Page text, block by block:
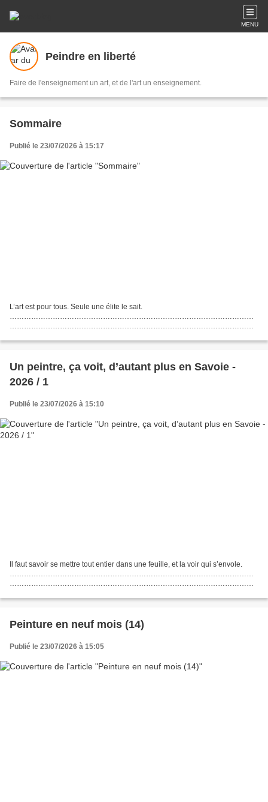
MENU
Peindre en liberté
Faire de l'enseignement un art, et de l'art un enseignement.
Sommaire
Publié le 23/07/2026 à 15:17
L’art est pour tous. Seule une élite le sait.
…………………………………………………………………………………………
…………………………………………………………………………………………
……………………………. Les...
Un peintre, ça voit, d’autant plus en Savoie -
2026 / 1
Publié le 23/07/2026 à 15:10
Il faut savoir se mettre tout entier dans une feuille, et la voir qui s’envole.
…………………………………………………………………………………………
…………………………………………………………………………………………
…………………………………………………………………………………………
………………………………………….. Compte-rendu...
Peinture en neuf mois (14)
Publié le 23/07/2026 à 15:05